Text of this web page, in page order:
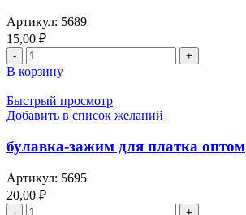
Артикул: 5689
15,00 ₽
В корзину
Быстрый просмотр
Добавить в список желаний
булавка-зажим для платка оптом
Артикул: 5695
20,00 ₽